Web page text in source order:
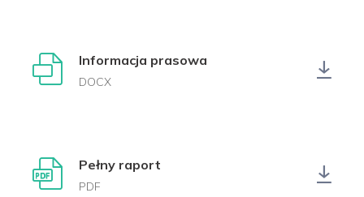
Informacja prasowa
DOCX
Pełny raport
PDF